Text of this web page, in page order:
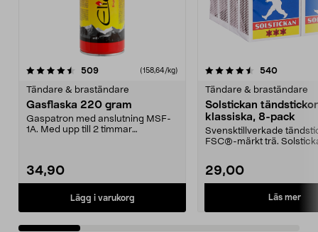
509recensioner(158,64/kg)
Tändare & braständare
Gasflaska 220 gram
Gaspatron med anslutning MSF-
1A. Med upp till 2 timmar
34,90
Lägg i varukorg
4.5 av 5 stjärnor 540
Tändare & braständare
Solstickan tändstickor
klassiska, 8-pack
Svensktillverkade
FSC®-märkt trä.
29,00
Läs mer
4.5 av 5 stjärnor